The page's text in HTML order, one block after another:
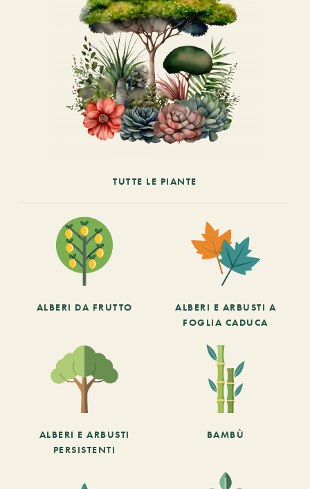
TUTTE LE PIANTE
ALBERI DA FRUTTO
ALBERI E ARBUSTI A
FOGLIA CADUCA
ALBERI E ARBUSTI
PERSISTENTI
BAMBÙ